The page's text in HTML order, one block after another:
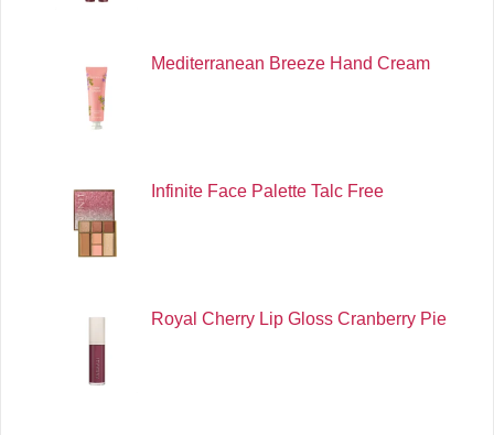
Mediterranean Breeze Hand Cream
Infinite Face Palette Talc Free
Royal Cherry Lip Gloss Cranberry Pie